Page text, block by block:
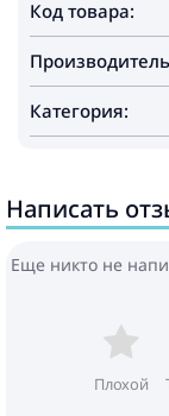
Код товара:
Категория:
Написать
Еще никто не
Плохой